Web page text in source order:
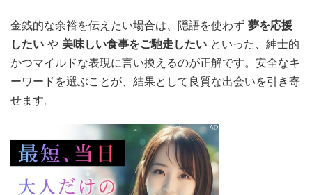
金銭的な余裕を伝えたい場合は、隠語を使わず 夢を応援
したい や 美味しい食事をご馳走したい といった、紳士的
かつマイルドな表現に言い換えるのが正解です。安全なキ
ーワードを選ぶことが、結果として良質な出会いを引き寄
せます。